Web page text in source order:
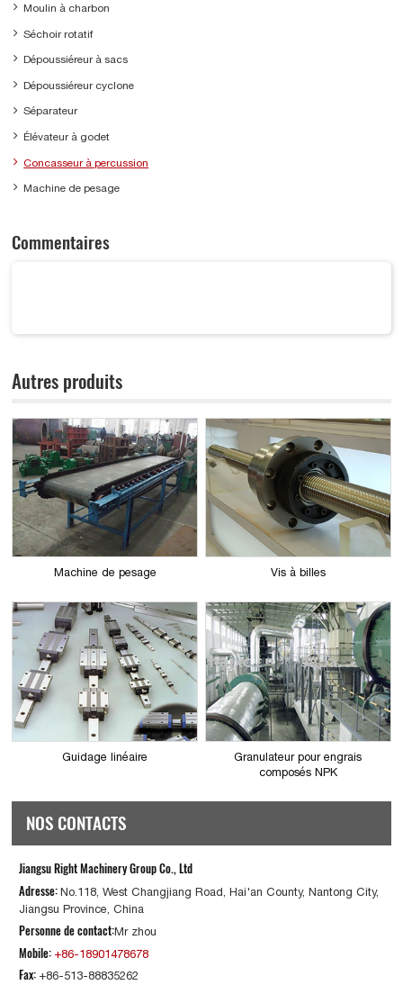
Moulin à charbon
Séchoir rotatif
Dépoussiéreur à sacs
Dépoussiéreur cyclone
Séparateur
Élévateur à godet
Concasseur à percussion
Machine de pesage
Commentaires
Autres produits
Machine de pesage Vis à billes
Guidage linéaire
Granulateur pour engrais
composés NPK
NOS CONTACTS
Jiangsu Right Machinery Group Co., Ltd
Adresse:No.118, West Changjiang Road, Hai'an County, Nantong City,
Jiangsu Province, China
Personne de contact:Mr zhou
Mobile: +86-18901478678
Fax: +86-513-88835262